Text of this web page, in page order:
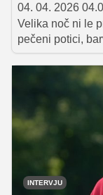
04. 04. 2026
Velika noč ni le
pečeni potici,
poseben mir, ki
takšno pristno
tekmovalci
drobnimi
doživljajo Igor,
INTERVJU